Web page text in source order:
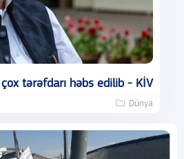
tərəfdarı həbs edilib - KİV
Dünya